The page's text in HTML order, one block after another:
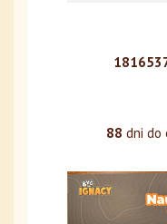
88 dni do